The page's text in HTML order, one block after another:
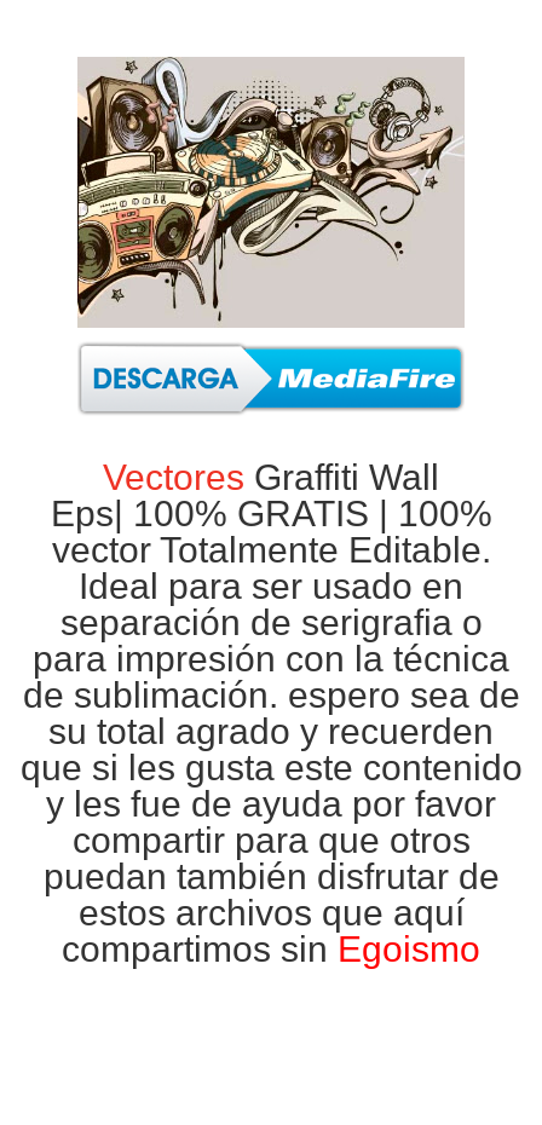
Vectores Graffiti Wall
Eps| 100% GRATIS | 100%
vector Totalmente Editable.
Ideal para ser usado en
separación de serigrafiao
para impresión con la técnica
de sublimación. espero sea de
su total agrado y recuerden
que si les gusta este contenido
y les fue de ayuda por favor
compartir para que otros
puedan también disfrutar de
estos archivos que aquí
compartimos sin Egoismo